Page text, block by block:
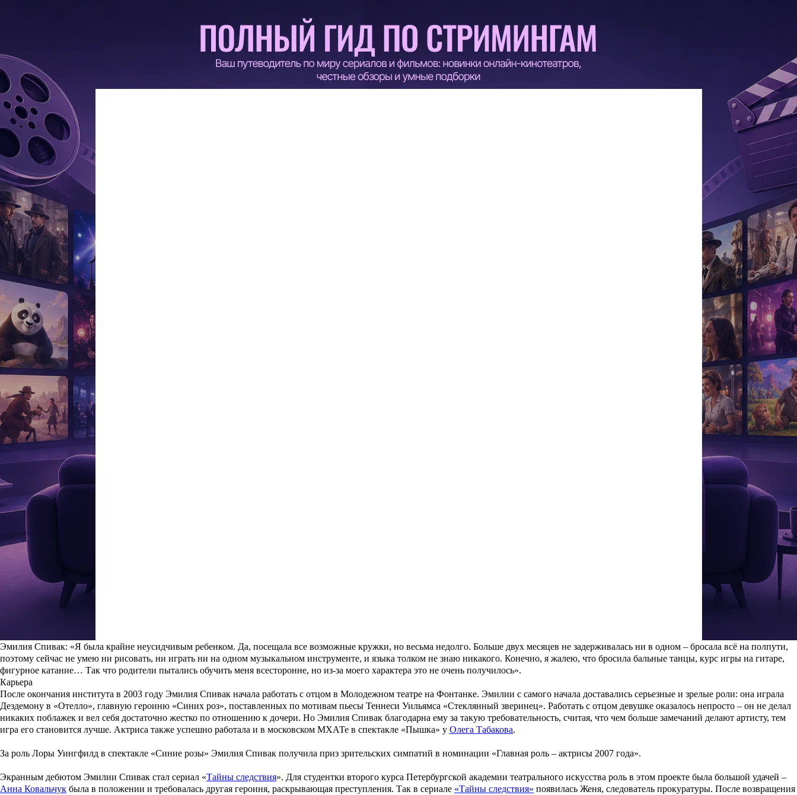
Эксклюзив Реалити
Фильмы Сериалы Шоу
#Быт #Деньги #Дети #Дом
Питомцы
# Путешествия # Российские звезды лайфстайл
новость
отношения #реалити #
Промокоды Островок Промокоды Отелло
Промокоды Снежная Королева
Издательство Рекламодателям
Персоны
Эмилия Спивак
Актриса, Участница
Дата и место рождения:
Семейное положение:Эрнест Тимерханов (в разводе, нет детей)
Биография
Реклама
Эмилия Спивак
Эмилия Соломоновна Спивак
Петербургского театра на Фонтанке. Это во многом определило выбор профессии, хотя сначала девушка собиралась стать адвокатом. Но юриспруденция подразумевает объективный и
взвешенный взгляд, что, по словам Эмилии, ей не слишком свойственно. Поэтому после окончания школы Эмилия Спивак поступила в Государственный институт театра, музыки и кино на курс
Вячеслава Пази
Голодовка и силикон: на что пошла Джованна Антонелли ради роли Жади в «Клоне»
Жади из «Клона» стала одной из самых узнаваемых героинь бразильских сериалов. Восточные наряды, выразительный макияж, роскошные волосы и эффектная фигура — над ее экранным
Эмилия Спивак: «Я была крайне неусидчивым ребенком. Да, посещала все возможные кружки, но весьма недолго. Больше двух месяцев не задерживалась ни в одном – бросала всё на полпути,
поэтому сейчас не умею ни рисовать, ни играть ни на одном музыкальном инструменте, и языка толком не знаю никакого. Конечно, я жалею, что бросила бальные танцы, курс игры на гитаре,
фигурное катание… Так что родители пытались обучить меня всесторонне, но из-за моего характера это не очень получилось».
Карьера
После окончания института в 2003 году Эмилия Спивак начала работать с отцом в Молодежном театре на Фонтанке. Эмилии с самого начала доставались серьезные и зрелые роли: она играла
Дездемону в «Отелло», главную героиню «Синих роз», поставленных по мотивам пьесы Теннеси Уильямса «Стеклянный зверинец». Работать с отцом девушке оказалось непросто – он не делал
никаких поблажек и вел себя достаточно жестко по отношению к дочери. Но Эмилия Спивак благодарна ему за такую требовательность, считая, что чем больше замечаний делают артисту, тем
игра его становится лучше. Актриса также успешно работала и в московском МХАТе в спектакле «Пышка» у Олега Табакова.
За роль Лоры Уингфилд в спектакле «Синие розы» Эмилия Спивак получила приз зрительских симпатий в номинации «Главная роль – актрисы 2007 года».
Экранным дебютом Эмилии Спивак стал сериал «Тайны следствия». Для студентки второго курса Петербургской академии театрального искусства роль в этом проекте была большой удачей –
Анна Ковальчук была в положении и требовалась другая героиня, раскрывающая преступления. Так в сериале «Тайны следствия» появилась Женя, следователь прокуратуры. После возвращения